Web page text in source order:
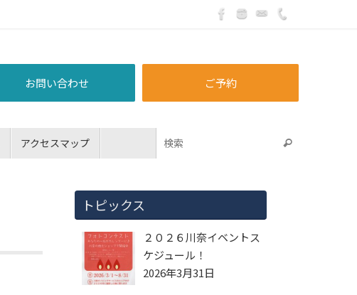
ご予約
お問い合わせ
アクセスマップ
トピックス
２０２６川奈イベントス
ケジュール！
2026年3月31日